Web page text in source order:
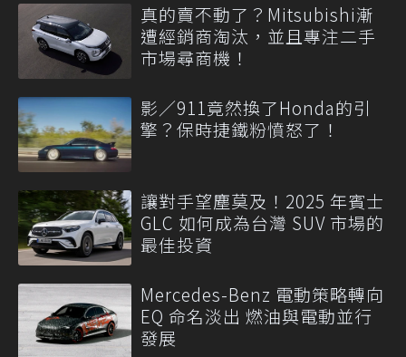
真的賣不動了？Mitsubishi漸
遭經銷商淘汰，並且專注二手
市場尋商機！
影／911竟然換了Honda的引
擎？保時捷鐵粉憤怒了！
讓對手望塵莫及！2025 年賓士
GLC 如何成為台灣 SUV 市場的
最佳投資
Mercedes-Benz 電動策略轉向
EQ 命名淡出 燃油與電動並行
發展